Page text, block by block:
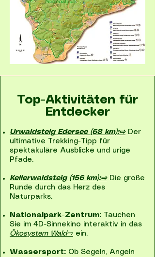
Top-Aktivitäten für
Entdecker
Urwaldsteig Edersee (68 km):⇨Der
ultimative Trekking-Tipp für
spektakuläre Ausblicke und urige
Pfade.
Kellerwaldsteig (156 km):⇨Die große
Runde durch das Herz des
Naturparks.
Nationalpark-Zentrum: Tauchen
Sie im 4D-Sinnekino interaktiv in das
Ökosystem Wald⇨ ein.
Wassersport: Ob Segeln, Angeln